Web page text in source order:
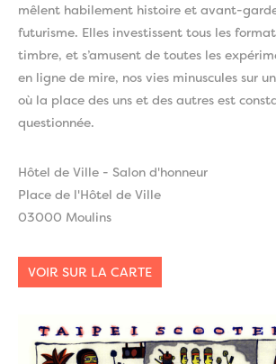
mêlent habilement histoire et avant-
futurisme. Elles investissent tous les
timbre, et s’amusent de toutes les
en ligne de mire, nos vies minuscules sur
où la place des uns et des autres est
questionnée.
Hôtel de Ville - Salon d'honneur
Place de l'Hôtel de Ville
03000 Moulins
VOIR SUR LA CARTE